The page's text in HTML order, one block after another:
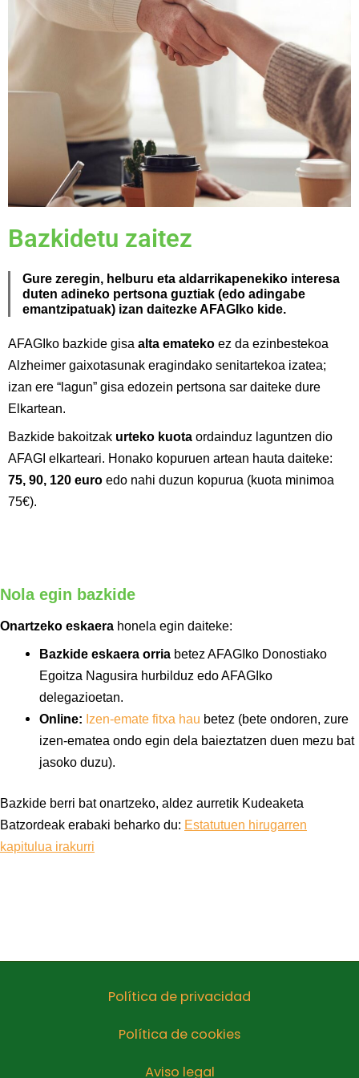
Bazkidetu zaitez
Gure zeregin, helburu eta aldarrikapenekiko interesa
duten adineko pertsona guztiak (edo adingabe
emantzipatuak) izan daitezke AFAGIko kide.
AFAGIko bazkide gisa alta emateko ez da ezinbestekoa
Alzheimer gaixotasunak eragindako senitartekoa izatea;
izan ere “lagun” gisa edozein pertsona sar daiteke dure
Elkartean.
Bazkide bakoitzak urteko kuota ordainduz laguntzen dio
AFAGI elkarteari. Honako kopuruen artean hauta daiteke:
75, 90, 120 euro edo nahi duzun kopurua (kuota minimoa
75€).
Nola egin bazkide
Onartzeko eskaera honela egin daiteke:
Bazkide eskaera orria betez AFAGIko Donostiako
Egoitza Nagusira hurbilduz edo AFAGIko
delegazioetan.
Online: Izen-emate fitxa hau betez (bete ondoren, zure
izen-ematea ondo egin dela baieztatzen duen mezu bat
jasoko duzu).
Bazkide berri bat onartzeko, aldez aurretik Kudeaketa
Batzordeak erabaki beharko du: Estatutuen hirugarren
kapitulua irakurri
Política de privacidad
Política de cookies
Aviso legal